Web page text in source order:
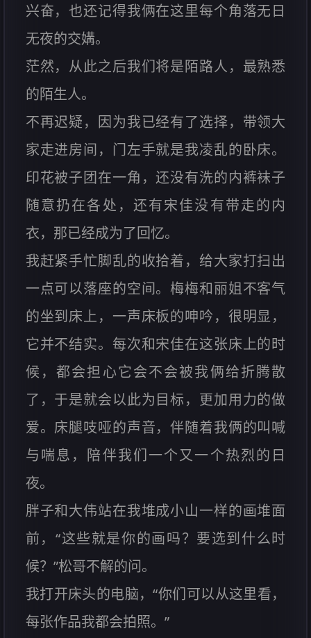
兴奋，也还记得我俩在这里每个角落无日
无夜的交媾。
茫然，从此之后我们将是陌路人，最熟悉
的陌生人。
不再迟疑，因为我已经有了选择，带领大
家走进房间，门左手就是我凌乱的卧床。
印花被子团在一角，还没有洗的内裤袜子
随意扔在各处，还有宋佳没有带走的内
衣，那已经成为了回忆。
我赶紧手忙脚乱的收拾着，给大家打扫出
一点可以落座的空间。梅梅和丽姐不客气
的坐到床上，一声床板的呻吟，很明显，
它并不结实。每次和宋佳在这张床上的时
候，都会担心它会不会被我俩给折腾散
了，于是就会以此为目标，更加用力的做
爱。床腿吱哑的声音，伴随着我俩的叫喊
与喘息，陪伴我们一个又一个热烈的日
夜。
胖子和大伟站在我堆成小山一样的画堆面
前，“这些就是你的画吗？要选到什么时
候？”松哥不解的问。
我打开床头的电脑，“你们可以从这里看，
每张作品我都会拍照。”